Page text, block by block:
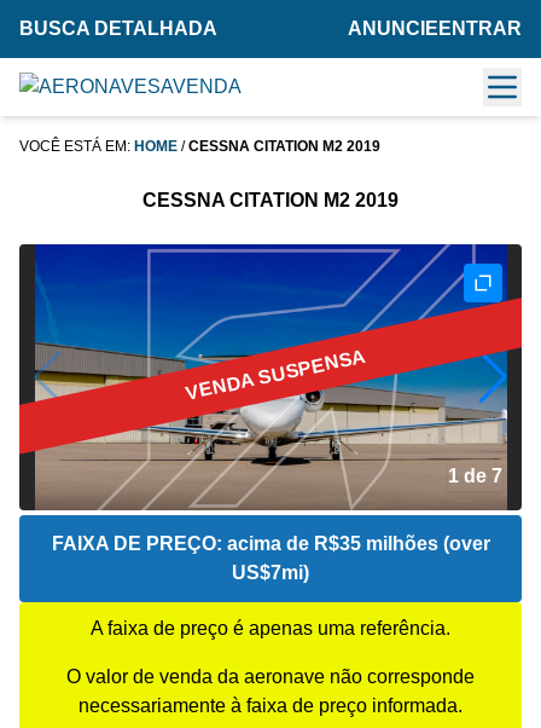
BUSCA DETALHADA ANUNCIE ENTRAR
VOCÊ ESTÁ EM: HOME /CESSNA CITATION M2 2019
CESSNA CITATION M2 2019
VENDA SUSPENSA
1 de 7
FAIXA DE PREÇO: acima de R$35 milhões (over
US$7mi)
A faixa de preço é apenas uma referência.
O valor de venda da aeronave não corresponde
necessariamente à faixa de preço informada.